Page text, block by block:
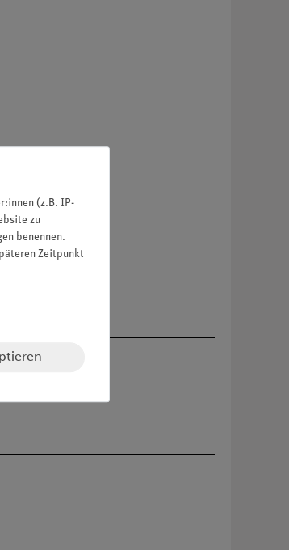
(z.B. IP-
zu
benennen.
Zeitpunkt